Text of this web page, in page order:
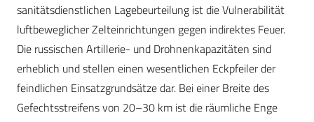
sanitätsdienstlichen Lagebeurteilung ist die Vulnerabilität
luftbeweglicher Zelteinrichtungen gegen indirektes Feuer.
Die russischen Artillerie- und Drohnenkapazitäten sind
erheblich und stellen einen wesentlichen Eckpfeiler der
feindlichen Einsatzgrundsätze dar. Bei einer Breite des
Gefechtsstreifens von 20–30 km ist die räumliche Enge